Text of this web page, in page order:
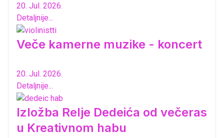
20. Jul. 2026.
Detaljnije...
Veče kamerne muzike - koncert
20. Jul. 2026.
Detaljnije...
Izložba Relje Dedeića od večeras
u Kreativnom habu